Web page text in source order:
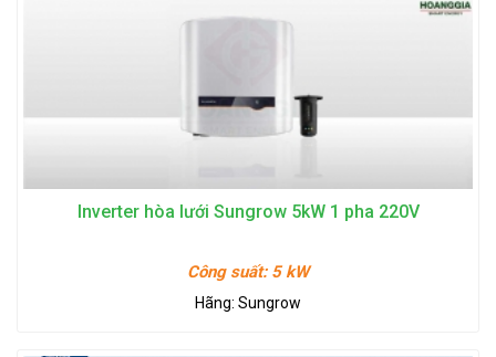
Inverter hòa lưới Sungrow 5kW 1 pha 220V
Công suất: 5 kW
Hãng: Sungrow